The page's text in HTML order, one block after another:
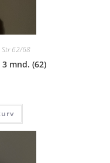
Str 62/68
mnd. (62)